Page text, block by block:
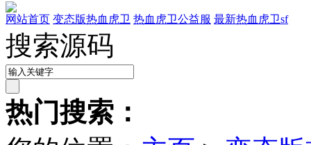
网站首页 变态版热血虎卫 热血虎卫公益服 最新热血虎卫sf
搜索源码
热门搜索：